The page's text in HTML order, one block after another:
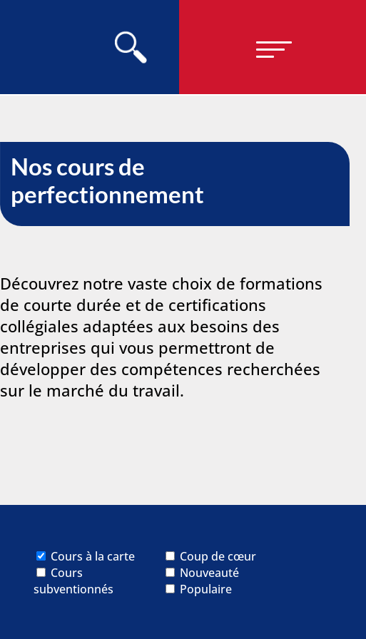
Nos cours de
perfectionnement
Découvrez notre vaste choix de formations
de courte durée et de certifications
collégiales adaptées aux besoins des
entreprises qui vous permettront de
développer des compétences recherchées
sur le marché du travail.
Cours à la carte
Cours
subventionnés
Coup de cœur
Nouveauté
Populaire